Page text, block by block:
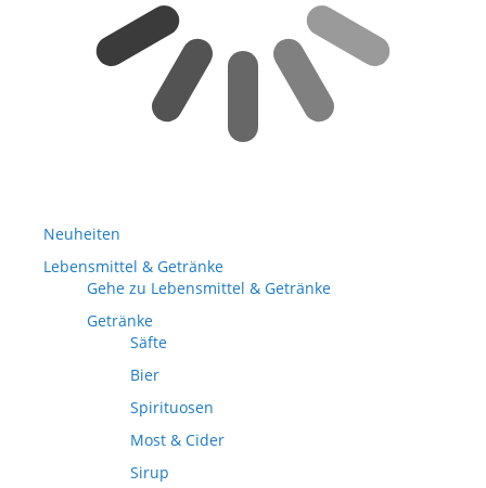
Neuheiten
Lebensmittel & Getränke
Gehe zu Lebensmittel & Getränke
Getränke
Säfte
Bier
Spirituosen
Most & Cider
Sirup